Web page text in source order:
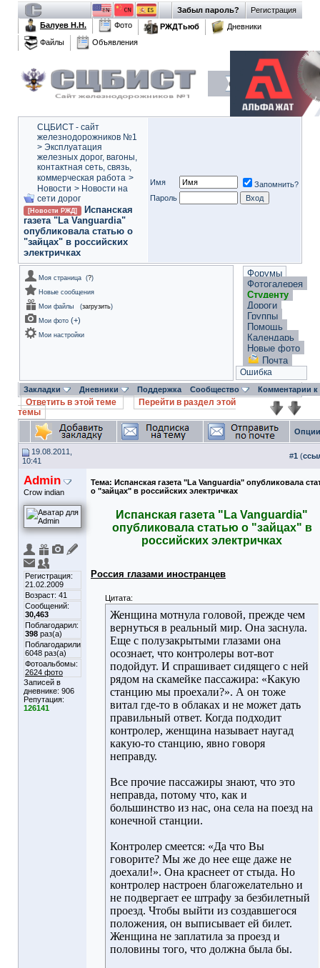
Регистрация
Забыл пароль?
Балуев Н.Н.
Фото РЖДТьюб
Дневники
Файлы
Объявления
СЦБИСТ - сайт
железнодорожников №1
> Эксплуатация
железных дорог, вагоны,
контактная сеть, связь,
коммерческая работа >
Новости > Новости на
сети дорог
[Новости РЖД]
Испанская
газета "La Vanguardia"
опубликовала статью о
"зайцах" в российских
электричках
Имя
Запомнить?
Пароль
Моя страница (?)
Новые сообщения
Мои файлы
(загрузить)
Мои фото (+)
Мои настройки
Форумы
Фотогалерея
Студенту
Дороги
Группы
Помощь
Календарь
Новые фото
Почта
Ошибка
Закладки Дневники Поддержка Сообщество Комментарии
Ответить в этой теме
Перейти в раздел этой
темы
19.08.2011,
10:41
#1 (
Admin
Crow indian
Регистрация:
21.02.2009
Возраст: 41
Сообщений:
30,463
Поблагодарил:
398 раз(а)
Поблагодарили
6048 раз(а)
Фотоальбомы:
2624 фото
Записей в
дневнике: 906
Репутация:
126141
Тема: Испанская газета "La Vanguardia" опубликовала
о "зайцах" в российских электричках
Испанская газета "La Vanguardia"
опубликовала статью о "зайцах" в
российских электричках
Россия глазами иностранцев
Цитата:
Женщина мотнула головой, прежде чем
вернуться в реальный мир. Она заснула.
Еще с полузакрытыми глазами она
осознает, что контролеры вот-вот
подойдут. И спрашивает сидящего с ней
рядом на скамейке пассажира: «Какую
станцию мы проехали?». А он тоже
витал где-то в облаках и не может дать
правильный ответ. Когда подходит
контролер, женщина называет наугад
какую-то станцию, явно говоря
неправду.
Все прочие пассажиры знают, что это
неправда, потому что, как и
большинство из нас, она села на поезд на
конечной станции.
Контролер смеется: «Да что Вы
говорите? Мы же до нее еще даже не
доехали!». Она краснеет от стыда. Но
контролер настроен благожелательно и
не подвергает ее штрафу за безбилетный
проезд. Чтобы выйти из создавшегося
положения, он выписывает ей билет.
Женщина не заплатила за проезд и
половины того, что должна была бы.